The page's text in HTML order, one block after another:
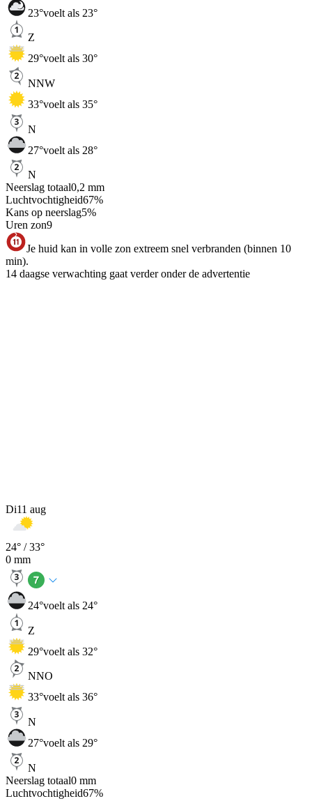
23°voelt als 23°
Z
29°voelt als 30°
NNW
33°voelt als 35°
N
27°voelt als 28°
N
Neerslag totaal0,2 mm
Luchtvochtigheid67%
Kans op neerslag5%
Uren zon9
Je huid kan in volle zon extreem snel verbranden (binnen 10
min).
14 daagse verwachting gaat verder onder de advertentie
Di11 aug
24° /33°
0 mm
24°voelt als 24°
Z
29°voelt als 32°
NNO
33°voelt als 36°
N
27°voelt als 29°
N
Neerslag totaal0 mm
Luchtvochtigheid67%